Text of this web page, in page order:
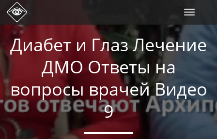
Диабет и Глаз Лечение
ДМО Ответы на
вопросы врачей Видео
9
Toggle